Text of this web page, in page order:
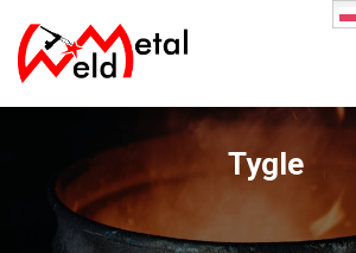
Tygle